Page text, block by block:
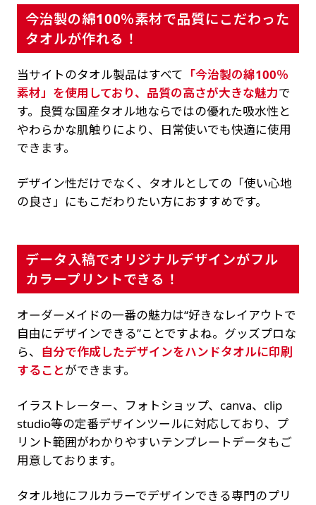
今治製の綿100％素材で品質にこだわった
タオルが作れる！
当サイトのタオル製品はすべて 「今治製の綿100％
素材」を使用しており、品質の高さが大きな魅力で
す。良質な国産タオル地ならではの優れた吸水性と
やわらかな肌触りにより、日常使いでも快適に使用
できます。
デザイン性だけでなく、タオルとしての「使い心地
の良さ」にもこだわりたい方におすすめです。
データ入稿でオリジナルデザインがフル
カラープリントできる！
オーダーメイドの一番の魅力は“好きなレイアウトで
自由にデザインできる”ことですよね。グッズプロな
ら、 自分で作成したデザインをハンドタオルに印刷
することができます。
イラストレーター、フォトショップ、canva、clip
studio等の定番デザインツールに対応しており、プ
リント範囲がわかりやすいテンプレートデータもご
用意しております。
タオル地にフルカラーでデザインできる専門のプリ